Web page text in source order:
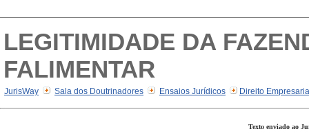
LEGITIMIDADE DA
FALIMENTAR
JurisWay Sala dos Doutrinadores Ensaios Jurídicos Direito
Texto enviado ao